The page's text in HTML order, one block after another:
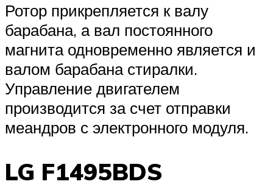
Ротор прикрепляется к валу
барабана, а вал постоянного
магнита одновременно является и
валом барабана стиралки.
Управление двигателем
производится за счет отправки
меандров с электронного модуля.
LG F1495BDS